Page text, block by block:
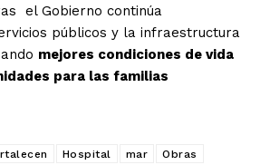
el Gobierno continúa
públicos y la infraestructura
mejores condiciones de vida
para las familias
Hospital mar
Obras